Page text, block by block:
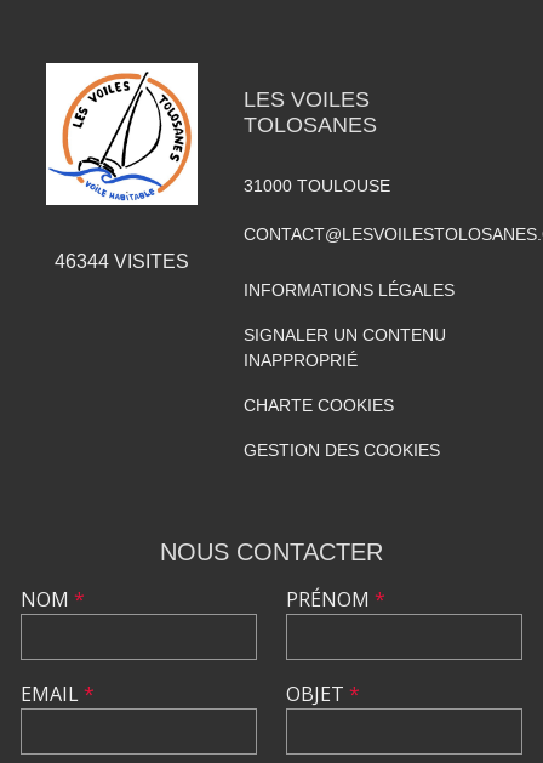
46344VISITES
LES VOILES
TOLOSANES
31000 TOULOUSE
INFORMATIONS LÉGALES
SIGNALER UN CONTENU
INAPPROPRIÉ
CHARTE COOKIES
GESTION DES COOKIES
NOUS CONTACTER
NOM *
EMAIL*
PRÉNOM *
OBJET *